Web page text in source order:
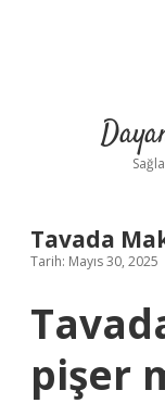
Tavada
Tarih: Mayıs 30, 2025
pişer